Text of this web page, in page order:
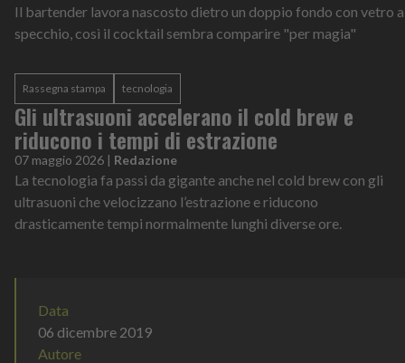
Il bartender lavora nascosto dietro un doppio fondo con vetro a
specchio, così il cocktail sembra comparire "per magia"
Rassegna stampa tecnologia
Gli ultrasuoni accelerano il cold brew e
riducono i tempi di estrazione
07 maggio 2026 | Redazione
La tecnologia fa passi da gigante anche nel cold brew con gli
ultrasuoni che velocizzano l’estrazione e riducono
drasticamente tempi normalmente lunghi diverse ore.
Data
06 dicembre 2019
Autore